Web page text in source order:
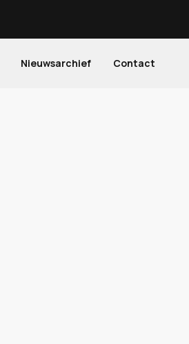
Nieuwsarchief Contact